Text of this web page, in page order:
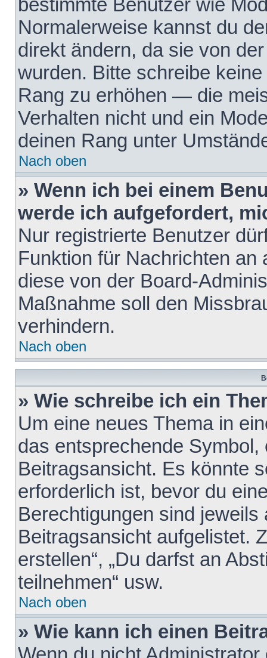
bestimmte Benutzer wie
Normalerweise kannst du
direkt ändern, da sie von
wurden. Bitte schreibe
Rang zu erhöhen — die
Verhalten nicht und ein
deinen Rang unter
Nach oben
» Wenn ich bei einem
werde ich aufgefordert,
Nur registrierte Benutzer
Funktion für Nachrichten
diese von der Board-
Maßnahme soll den
verhindern.
Nach oben
» Wie schreibe ich ein
Um eine neues Thema in
das entsprechende
Beitragsansicht. Es könnte
erforderlich ist, bevor du
Berechtigungen sind
Beitragsansicht aufgelistet.
erstellen“, „Du darfst an
teilnehmen“ usw.
Nach oben
» Wie kann ich einen